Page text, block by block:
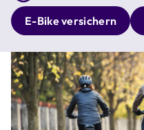
E-Bike versichern